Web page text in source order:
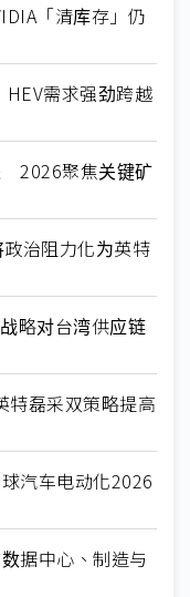
「清库存」仍
需求强劲跨越
2026聚焦关键矿
治阻力化为英特
略对台湾供应链
磊采双策略提高
汽车电动化2026
据中心、制造与